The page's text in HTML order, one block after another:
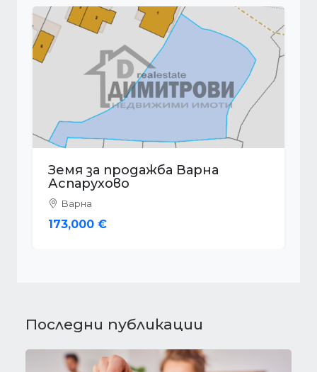
Земя за продажба Варна м-т
Зеленика
59,900 €
Последни публикации